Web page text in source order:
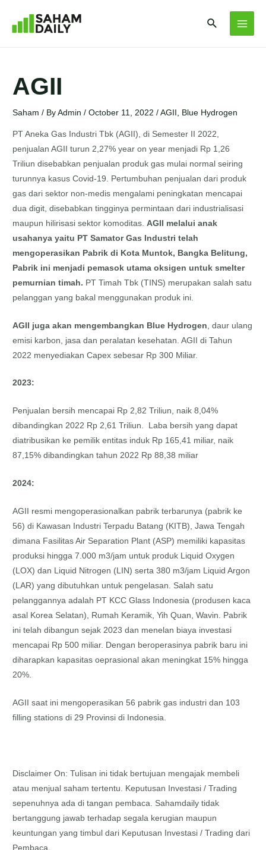
AGII
Saham / ByAdmin/October 11, 2022/AGII , Blue Hydrogen
PT Aneka Gas Industri Tbk (AGII), di Semester II 2022,
penjualan AGII turun 2,27% year on year menjadi Rp 1,26
Triliun disebabkan penjualan produk gas mulai normal seiring
turunnya kasus Covid-19. Pertumbuhan penjualan dari produk
gas dari sektor non-medis mengalami peningkatan mencapai
dua digit, disebabkan tingginya permintaan dari industrialisasi
maupun hilirisasi sektor komoditas.AGII melalui anak
usahanya yaitu PT Samator Gas Industri telah
mengoperasikan Pabrik di Kota Muntok, Bangka Belitung,
Pabrik ini menjadi pemasok utama oksigen untuk smelter
pemurnian timah. PT Timah Tbk (TINS) merupakan salah satu
pelanggan yang bakal menggunakan produk ini.
AGII juga akan mengembangkan Blue Hydrogen , daur ulang
emisi karbon, jasa dan peralatan kesehatan. AGII di Tahun
2022 menyediakan Capex sebesar Rp 300 Miliar.
2023:
Penjualan bersih mencapai Rp 2,82 Triliun, naik 8,04%
dibandingkan 2022 Rp 2,61 Triliun. Laba bersih yang dapat
diatribusikan ke pemilik entitas induk Rp 165,41 miliar, naik
87,15% dibandingkan tahun 2022 Rp 88,38 miliar
2024:
AGII resmi mengoperasionalkan pabrik terbarunya (pabrik ke
56) di Kawasan Industri Terpadu Batang (KITB), Jawa Tengah
dimana Fasilitas Air Separation Plant (ASP) memiliki kapasitas
produksi hingga 7.000 m3/jam untuk produk Liquid Oxygen
(LOX) dan Liquid Nitrogen (LIN) serta 380 m3/jam Liquid Argon
(LAR) yang dibutuhkan untuk pengelasan. Salah satu
pelanggannya adalah PT KCC Glass Indonesia (produsen kaca
asal Korea Selatan), Rumah Keramik, Yih Quan, Wavin. Pabrik
ini telah dibangun sejak 2023 dan menelan biaya investasi
mencapai Rp 500 miliar. Dengan beroperasinya pabrik baru ini
diharapkan kapasitas oeprasional akan meningkat 15% hingga
20%.
AGII saat ini mengoperasikan 56 pabrik gas industri dan 103
filling stations di 29 Provinsi di Indonesia.
Disclaimer On: Tulisan ini tidak bertujuan mengajak membeli
atau menjual saham tertentu. Keputusan Investasi / Trading
sepenuhnya ada di tangan pembaca. Sahamdaily tidak
bertanggung jawab terhadap segala kerugian maupun
keuntungan yang timbul dari Keputusan Investasi / Trading dari
Pembaca.